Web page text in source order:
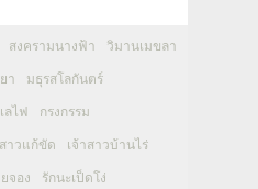
สงครามนางฟ้า วิมานเมขลา
า มธุรสโลกันตร์
ลไฟ กรงกรรม
สาวแก้ขัด เจ้าสาวบ้านไร่
จอง รักนะเป็ดโง่